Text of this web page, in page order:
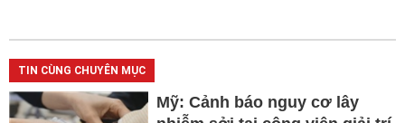
TIN CÙNG CHUYÊN MỤC
Mỹ: Cảnh báo nguy cơ lây